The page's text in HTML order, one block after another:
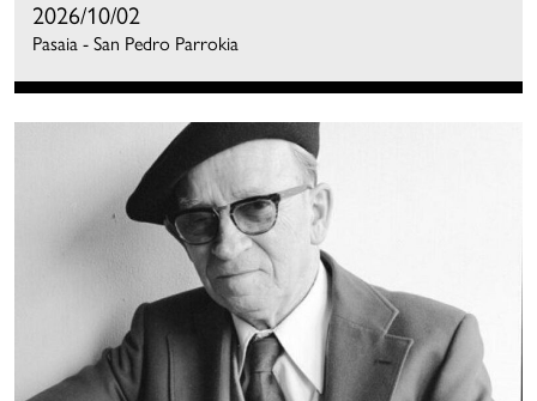
2026/10/02
Pasaia - San Pedro Parrokia